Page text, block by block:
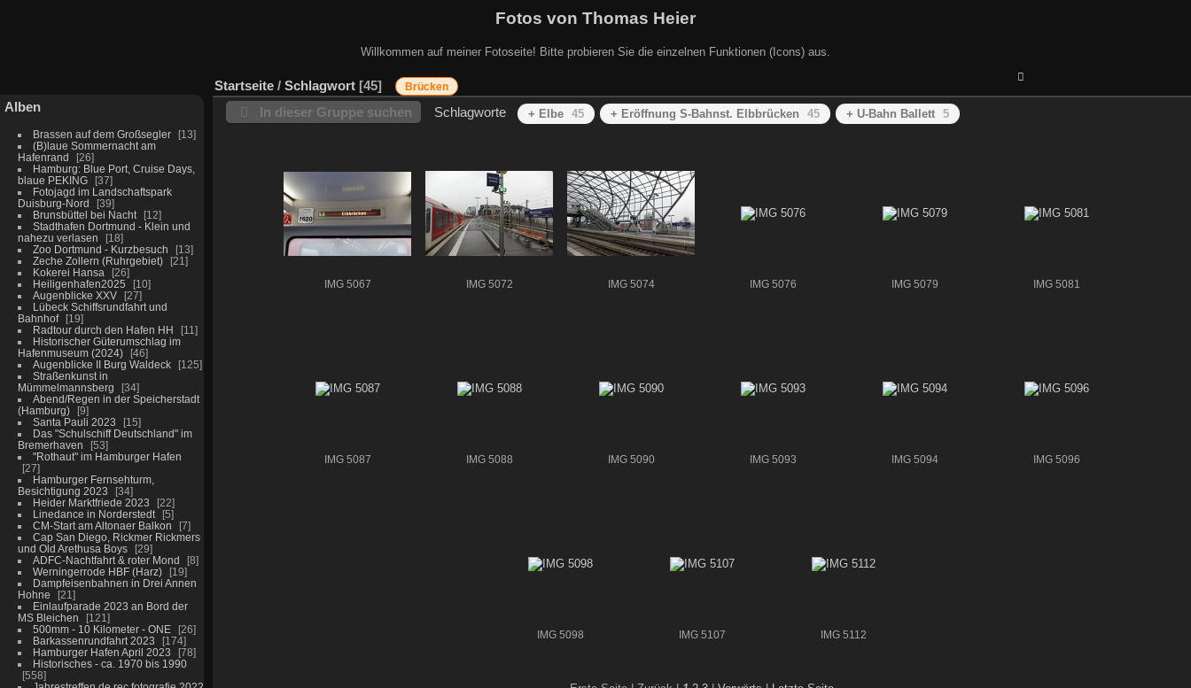
Fotos von Thomas Heier
Willkommen auf meiner Fotoseite! Bitte probieren Sie die einzelnen Funktionen (Icons) aus.
Alben
Brassen auf dem Großsegler
13
(B)laue Sommernacht am
Hafenrand
26
Hamburg: Blue Port, Cruise Days,
blaue PEKING
37
Fotojagd im Landschaftspark
Duisburg-Nord
39
Brunsbüttel bei Nacht
12
Stadthafen Dortmund - Klein und
nahezu verlasen
18
Zoo Dortmund - Kurzbesuch
13
Zeche Zollern (Ruhrgebiet)
21
Kokerei Hansa
26
Heiligenhafen2025
10
Augenblicke XXV
27
Lübeck Schiffsrundfahrt und
Bahnhof
19
Radtour durch den Hafen HH
11
Historischer Güterumschlag im
Hafenmuseum (2024)
46
Augenblicke II Burg Waldeck
125
Straßenkunst in
Mümmelmannsberg
34
Abend/Regen in der Speicherstadt
(Hamburg)
9
Santa Pauli 2023
15
Das "Schulschiff Deutschland" im
Bremerhaven
53
"Rothaut" im Hamburger Hafen
27
Hamburger Fernsehturm,
Besichtigung 2023
34
Heider Marktfriede 2023
22
Linedance in Norderstedt
5
CM-Start am Altonaer Balkon
7
Cap San Diego, Rickmer Rickmers
und Old Arethusa Boys
29
ADFC-Nachtfahrt & roter Mond
8
Werningerrode HBF (Harz)
19
Dampfeisenbahnen in Drei Annen
Hohne
21
Einlaufparade 2023 an Bord der
MS Bleichen
121
500mm - 10 Kilometer - ONE
26
Barkassenrundfahrt 2023
174
Hamburger Hafen April 2023
78
Historisches - ca. 1970 bis 1990
558
Startseite / Schlagwort 45 Brücken
In dieser Gruppe suchen Schlagworte + Elbe 45 + Eröffnung S-Bahnst. Elbbrücken 45 + U-Bahn Ballett 5
IMG 5067 IMG 5072 IMG 5074 IMG 5076 IMG 5079 IMG 5081
IMG 5087 IMG 5088 IMG 5090 IMG 5093 IMG 5094 IMG 5096
IMG 5098 IMG 5107 IMG 5112